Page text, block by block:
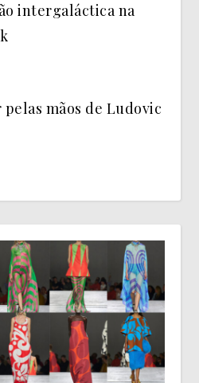
intergaláctica na
mãos de Ludovic